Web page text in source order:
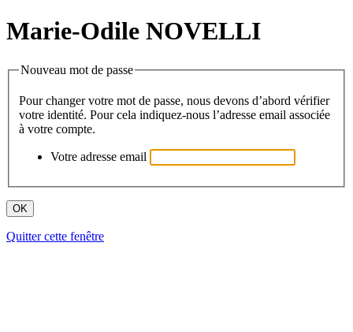
Marie-Odile NOVELLI
Nouveau mot de passe
Pour changer votre mot de passe, nous devons d’abord vérifier
votre identité. Pour cela indiquez-nous l’adresse email associée
à votre compte.
Votre adresse email
Quitter cette fenêtre